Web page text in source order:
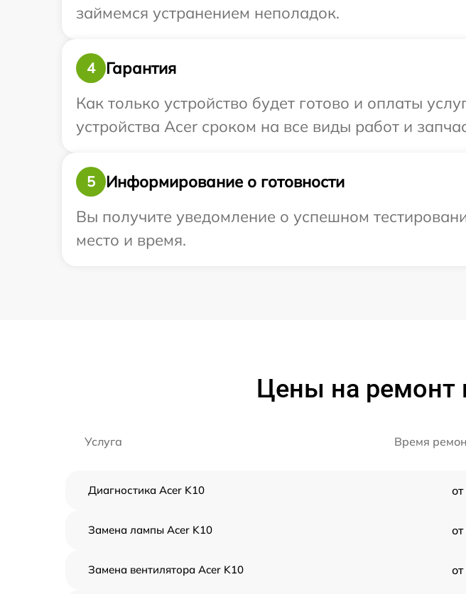
займемся устранением неполадок.
4
Гарантия
Как только устройство будет готово и оплаты
устройства Acer сроком на все виды работ и
5
Информирование о готовности
Вы получите уведомление о успешном
место и время.
Цены на ремонт
Услуга Время
Диагностика Acer K10
Замена лампы Acer K10
Замена вентилятора Acer K10